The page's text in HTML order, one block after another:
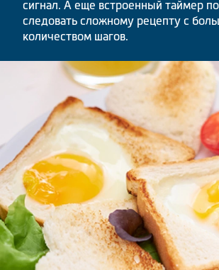
сигнал. А еще встроенный таймер
следовать сложному рецепту с
количеством шагов.